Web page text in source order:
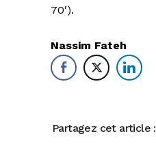
70′).
Nassim Fateh
Partagez cet article :